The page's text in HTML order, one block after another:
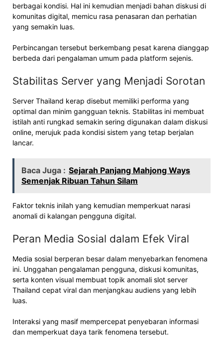
berbagai kondisi. Hal ini kemudian menjadi bahan diskusi di
komunitas digital, memicu rasa penasaran dan perhatian
yang semakin luas.
Perbincangan tersebut berkembang pesat karena dianggap
berbeda dari pengalaman umum pada platform sejenis.
Stabilitas Server yang Menjadi Sorotan
Server Thailand kerap disebut memiliki performa yang
optimal dan minim gangguan teknis. Stabilitas ini membuat
istilah anti rungkad semakin sering digunakan dalam diskusi
online, merujuk pada kondisi sistem yang tetap berjalan
lancar.
Baca Juga : Sejarah Panjang Mahjong Ways
Semenjak Ribuan Tahun Silam
Faktor teknis inilah yang kemudian memperkuat narasi
anomali di kalangan pengguna digital.
Peran Media Sosial dalam Efek Viral
Media sosial berperan besar dalam menyebarkan fenomena
ini. Unggahan pengalaman pengguna, diskusi komunitas,
serta konten visual membuat topik anomali slot server
Thailand cepat viral dan menjangkau audiens yang lebih
luas.
Interaksi yang masif mempercepat penyebaran informasi
dan memperkuat daya tarik fenomena tersebut.